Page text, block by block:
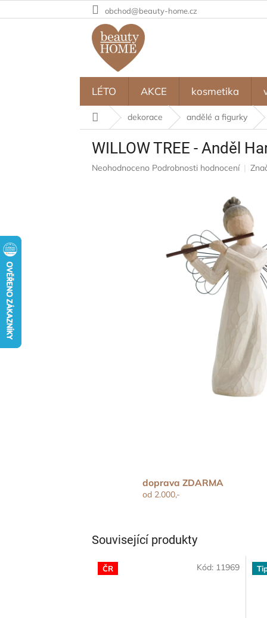
na
obchod@beauty-home.cz
LÉTO AKCE kosmetika
Domů dekorace andělé a figurky
WILLOW TREE - Anděl
Průměrné
Neohodnoceno Podrobnosti hodnocení
doprava ZDARMA
od 2.000,-
Související produkty
ČR Kód: 11969